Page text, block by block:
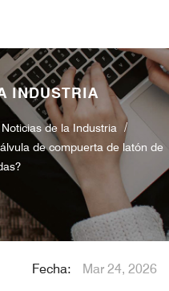
INDUSTRIA
Noticias de la Industria
/
de compuerta de latón de
Fecha: Mar 24, 2026